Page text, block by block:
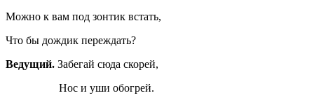
Можно к вам под зонтик встать,
Что бы дождик переждать?
Ведущий. Забегай сюда скорей,
Нос и уши обогрей.